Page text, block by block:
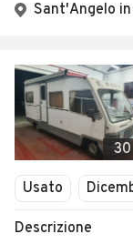
Sant'Angelo in
30
Usato
Descrizione